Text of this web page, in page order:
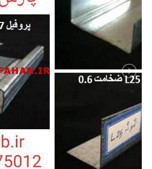
نعوظ و رفع زودانزالی
و بازگشت لذت
کاهش وزن طبیعی